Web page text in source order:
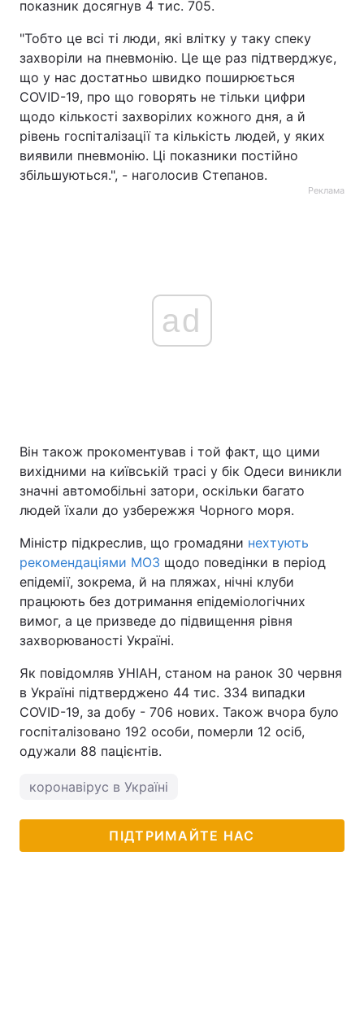
показник досягнув 4 тис. 705.
"Тобто це всі ті люди, які влітку у таку спеку
захворіли на пневмонію. Це ще раз підтверджує,
що у нас достатньо швидко поширюється
COVID-19, про що говорять не тільки цифри
щодо кількості захворілих кожного дня, а й
рівень госпіталізації та кількість людей, у яких
виявили пневмонію. Ці показники постійно
збільшуються.", - наголосив Степанов.
Реклама
ad
Він також прокоментував і той факт, що цими
вихідними на київській трасі у бік Одеси виникли
значні автомобільні затори, оскільки багато
людей їхали до узбережжя Чорного моря.
Міністр підкреслив, що громадяни нехтують
рекомендаціями МОЗ щодо поведінки в період
епідемії, зокрема, й на пляжах, нічні клуби
працюють без дотримання епідеміологічних
вимог, а це призведе до підвищення рівня
захворюваності Україні.
Як повідомляв УНІАН, станом на ранок 30 червня
в Україні підтверджено 44 тис. 334 випадки
COVID-19, за добу - 706 нових. Також вчора було
госпіталізовано 192 особи, померли 12 осіб,
одужали 88 пацієнтів.
коронавірус в Україні
ПІДТРИМАЙТЕ НАС